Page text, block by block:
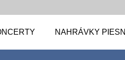
NAHRÁVKY PIESNÍ